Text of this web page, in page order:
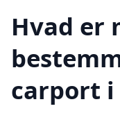
Hvad er
carport i